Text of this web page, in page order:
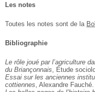
Les notes
Toutes les notes sont de la
Bibliographie
Le rôle joué par l’agriculture
du Briançonnais , Étude
Essai sur les anciennes
cottiennes , Alexandre Fauché.